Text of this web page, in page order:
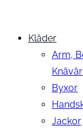
Kläder
Arm,
Byxor
Jackor